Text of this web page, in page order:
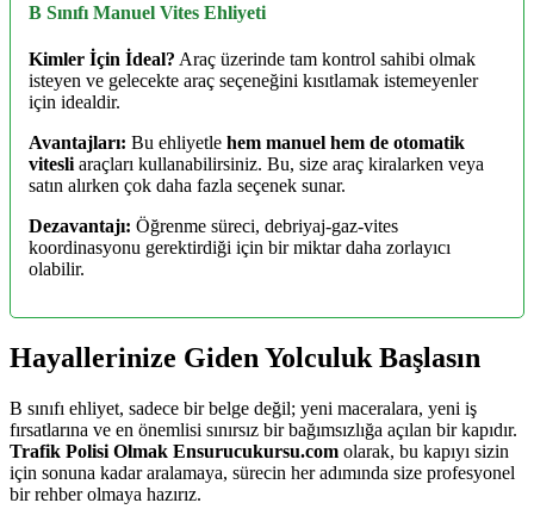
B Sınıfı Manuel Vites Ehliyeti
Kimler İçin İdeal? Araç üzerinde tam kontrol sahibi olmak
isteyen ve gelecekte araç seçeneğini kısıtlamak istemeyenler
için idealdir.
Avantajları: Bu ehliyetle hem manuel hem de otomatik
vitesli araçları kullanabilirsiniz. Bu, size araç kiralarken veya
satın alırken çok daha fazla seçenek sunar.
Dezavantajı: Öğrenme süreci, debriyaj-gaz-vites
koordinasyonu gerektirdiği için bir miktar daha zorlayıcı
olabilir.
Hayallerinize Giden Yolculuk Başlasın
B sınıfı ehliyet, sadece bir belge değil; yeni maceralara, yeni iş
fırsatlarına ve en önemlisi sınırsız bir bağımsızlığa açılan bir kapıdır.
Trafik Polisi Olmak Ensurucukursu.com olarak, bu kapıyı sizin
için sonuna kadar aralamaya, sürecin her adımında size profesyonel
bir rehber olmaya hazırız.